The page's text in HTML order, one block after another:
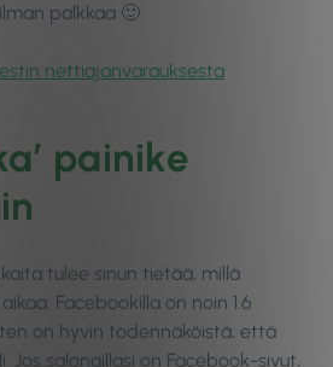
palkkaa 🙂
nettiajanvarauksesta
painike
tulee sinun tietää, millä
Facebookilla on noin 1.6
on hyvin todennäköistä, että
Jos salongillasi on Facebook-sivut,